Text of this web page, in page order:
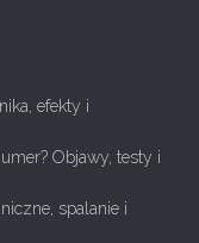
efekty i
Objawy, testy i
spalanie i